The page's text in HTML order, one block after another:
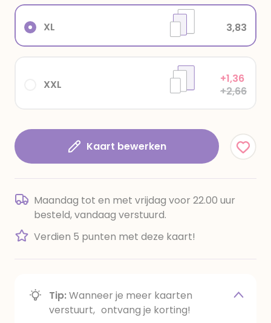
XXL
+1,36
+2,66
XL 3,83
Kaart bewerken
Maandag tot en met vrijdag voor 22.00 uur
besteld, vandaag verstuurd.
Verdien 5 punten met deze kaart!
Tip:Wanneer je meer kaarten
verstuurt, ontvang je korting!